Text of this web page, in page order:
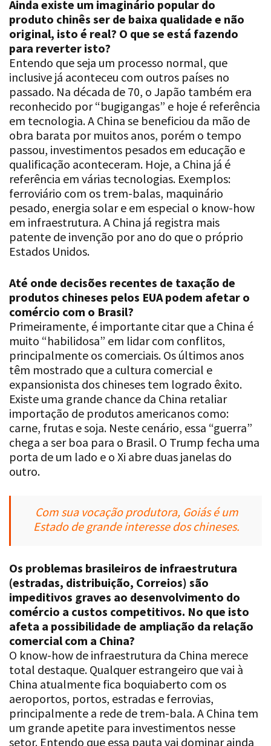
original, isto é real? O que se está fazendo
para reverter isto?
Entendo que seja um processo normal, que
inclusive já aconteceu com outros países no
passado. Na década de 70, o Japão também era
reconhecido por “bugigangas” e hoje é referência
em tecnologia. A China se beneficiou da mão de
obra barata por muitos anos, porém o tempo
passou, investimentos pesados em educação e
qualificação aconteceram. Hoje, a China já é
referência em várias tecnologias. Exemplos:
ferroviário com os trem-balas, maquinário
pesado, energia solar e em especial o know-how
em infraestrutura. A China já registra mais
patente de invenção por ano do que o próprio
Estados Unidos.
produtos chineses pelos EUA podem afetar o
comércio com o Brasil?
Primeiramente, é importante citar que a China é
muito “habilidosa” em lidar com conflitos,
principalmente os comerciais. Os últimos anos
têm mostrado que a cultura comercial e
expansionista dos chineses tem logrado êxito.
Existe uma grande chance da China retaliar
importação de produtos americanos como:
carne, frutas e soja. Neste cenário, essa “guerra”
chega a ser boa para o Brasil. O Trump fecha uma
porta de um lado e o Xi abre duas janelas do
outro.
Estado de grande interesse dos chineses.
Os problemas brasileiros de infraestrutura
(estradas, distribuição, Correios) são
impeditivos graves ao desenvolvimento do
comércio a custos competitivos. No que isto
afeta a possibilidade de ampliação da relação
comercial com a China?
O know-how de infraestrutura da China merece
total destaque. Qualquer estrangeiro que vai à
China atualmente fica boquiaberto com os
aeroportos, portos, estradas e ferrovias,
principalmente a rede de trem-bala. A China tem
um grande apetite para investimentos nesse
setor. Entendo que essa pauta vai dominar ainda
mais a agenda de investimento chinês no Brasil.